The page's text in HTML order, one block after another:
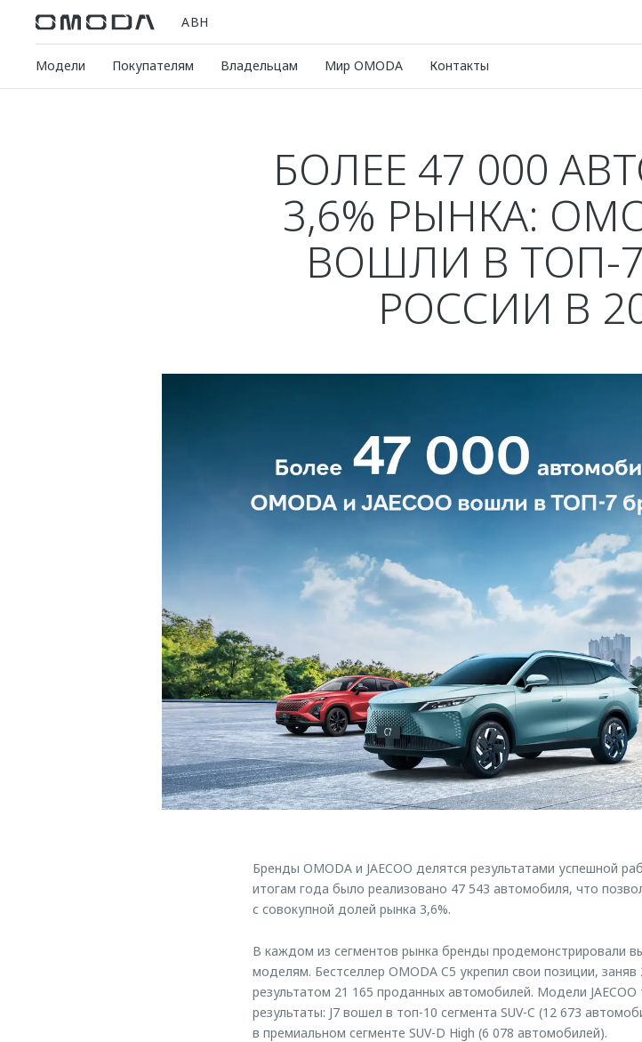
АВН
Модели Покупателям Владельцам Мир OMODA Контакты
БОЛЕЕ 47 000
3,6% РЫНКА:
ВОШЛИ В ТОП-
РОССИИ В
Бренды OMODA и JAECOO делятся результатами успешной
итогам года было реализовано 47 543 автомобиля, что
с совокупной долей рынка 3,6%.
В каждом из сегментов рынка бренды продемонстрировали
моделям. Бестселлер OMODA C5 укрепил свои позиции,
результатом 21 165 проданных автомобилей. Модели
результаты: J7 вошел в топ-10 сегмента SUV-C (12 673
в премиальном сегменте SUV-D High (6 078 автомобилей).